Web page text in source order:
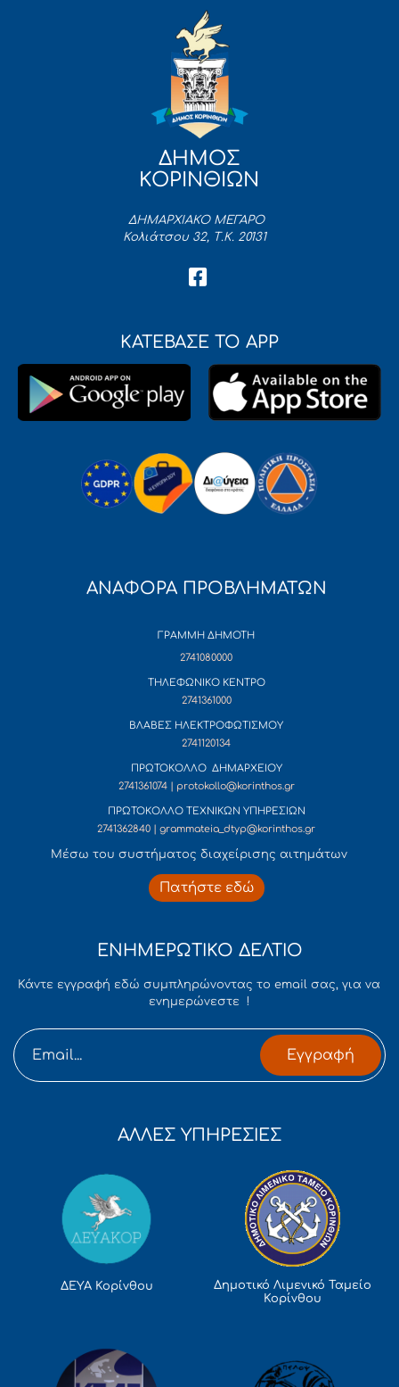
ΔΗΜΟΣ
ΚΟΡΙΝΘΙΩΝ
ΔΗΜΑΡΧΙΑΚΟ ΜΕΓΑΡΟ
Κολιάτσου 32, Τ.Κ. 20131
ΚΑΤΕΒΑΣΕ ΤΟ APP
ΑΝΑΦΟΡΑ ΠΡΟΒΛΗΜΑΤΩΝ
ΓΡΑΜΜΗ ΔΗΜΟΤΗ
2741080000
ΤΗΛΕΦΩΝΙΚΟ ΚΕΝΤΡΟ
2741361000
ΒΛΑΒΕΣ ΗΛΕΚΤΡΟΦΩΤΙΣΜΟΥ
2741120134
ΠΡΩΤΟΚΟΛΛΟ ΔΗΜΑΡΧΕΙΟΥ
2741361074 | protokollo@korinthos.gr
ΠΡΩΤΟΚΟΛΛΟ ΤΕΧΝΙΚΩΝ ΥΠΗΡΕΣΙΩΝ
2741362840 | grammateia_dtyp@korinthos.gr
Mέσω του συστήματος διαχείρισης αιτημάτων
Πατήστε εδώ
ΕΝΗΜΕΡΩΤΙΚΟ ΔΕΛΤΙΟ
Κάντε εγγραφή εδώ συμπληρώνοντας το email σας, για να
ενημερώνεστε !
Εγγραφή
ΑΛΛΕΣ ΥΠΗΡΕΣΙΕΣ
ΔΕΥΑ Κορίνθου
Δημοτικό Λιμενικό Ταμείο
Κορίνθου